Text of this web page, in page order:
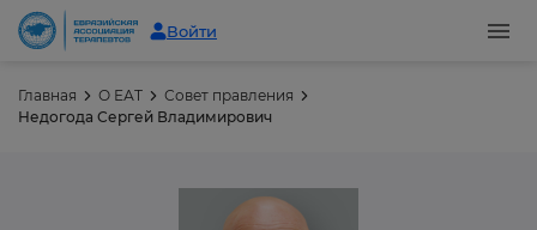
Войти
Главная О ЕАТ
Совет правления
Недогода Сергей Владимирович